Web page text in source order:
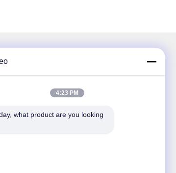
터
정보를 얻기 위해 뉴스레터에 가입하십시오.
4:23 PM
what product are you looking